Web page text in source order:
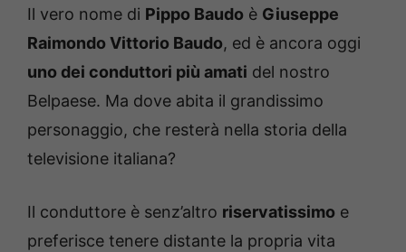
Il vero nome di Pippo Baudo è Giuseppe
Raimondo Vittorio Baudo, ed è ancora oggi
uno dei conduttori più amati del nostro
Belpaese. Ma dove abita il grandissimo
personaggio, che resterà nella storia della
televisione italiana?
Il conduttore è senz’altro riservatissimo e
preferisce tenere distante la propria vita